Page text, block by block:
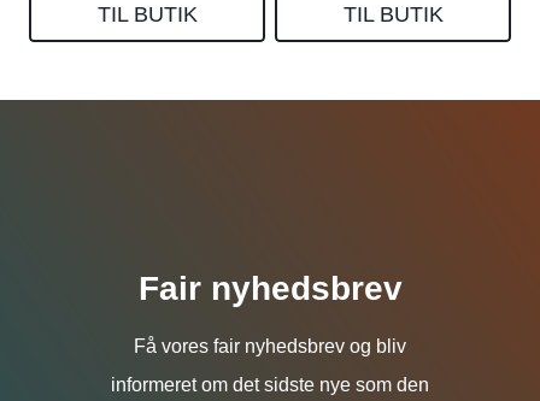
TIL BUTIK TIL BUTIK
Fair nyhedsbrev
Få vores fair nyhedsbrev og bliv
informeret om det sidste nye som den